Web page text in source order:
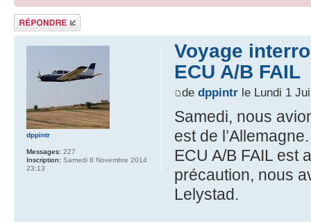
Répondre
Voyage
ECU A/B FAIL
de dppintrle Lundi 1
Samedi, nous
est de
ECU A/B FAIL est
précaution, nous
Lelystad.
dppintr
Messages: 227
Inscription: Samedi 8 Novembre 2014
23:13